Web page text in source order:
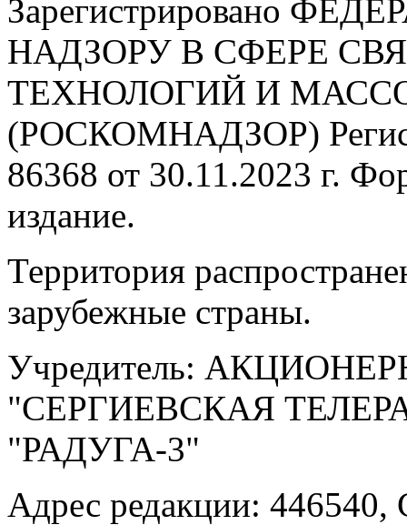
Зарегистрировано
НАДЗОРУ В СФЕРЕ
ТЕХНОЛОГИЙ И
(РОСКОМНАДЗОР)
86368 от 30.11.2023 г.
издание.
Территория
зарубежные страны.
Учредитель:
"СЕРГИЕВСКАЯ
"РАДУГА-3"
Адрес редакции: 446540,